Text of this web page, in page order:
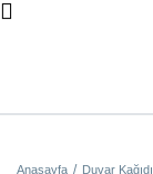
Anasayfa Duvar Kağıdı